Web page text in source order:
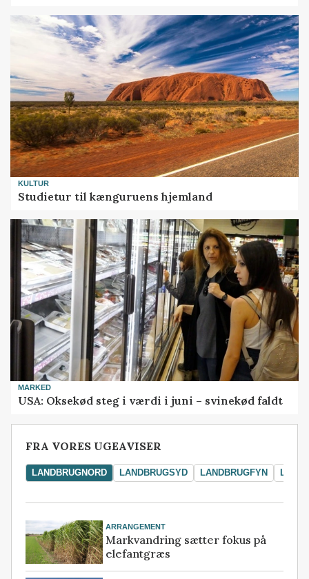
KULTUR
Studietur til kænguruens hjemland
MARKED
USA: Oksekød steg i værdi i juni – svinekød faldt
FRA VORES UGEAVISER
LANDBRUGNORD LANDBRUGSYD LANDBRUGFYN
ARRANGEMENT
Markvandring sætter fokus på
elefantgræs